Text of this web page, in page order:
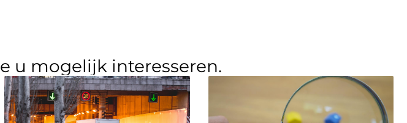
u mogelijk interesseren.